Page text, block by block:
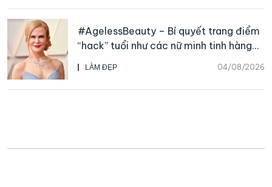
LÀM ĐẸP 04/08/2026
#AgelessBeauty – Bí quyết trang điểm
“hack” tuổi như các nữ minh tinh hàng
đầu